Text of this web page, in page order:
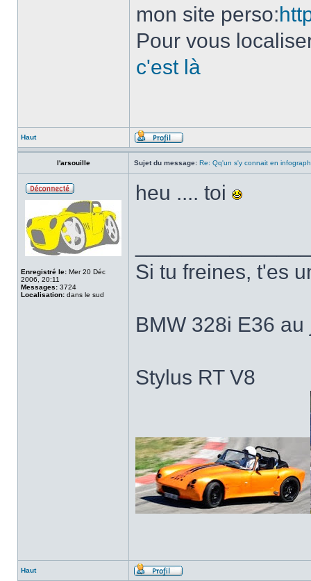
mon site perso:
Pour vous
c'est là
Haut
l'arsouille Sujet du message: Re: Qq'un s'y connait en
Enregistré le: Mer 20 Déc
2006, 20:11
Messages: 3724
Localisation: dans le sud
heu .... toi
Si tu freines, t'es
BMW 328i E36
Stylus RT V8
Haut